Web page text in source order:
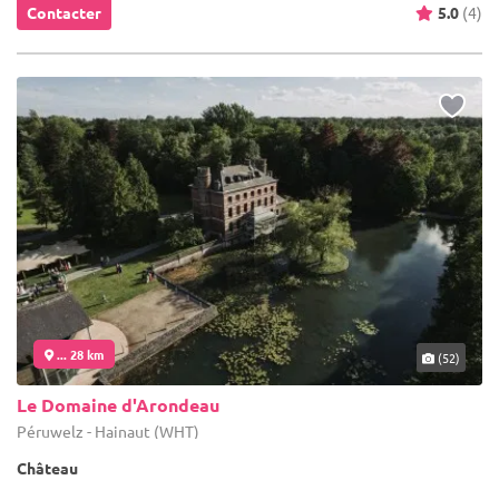
Contacter 5.0 (4)
... 28 km (52)
Le Domaine d'Arondeau
Péruwelz - Hainaut (WHT)
Château